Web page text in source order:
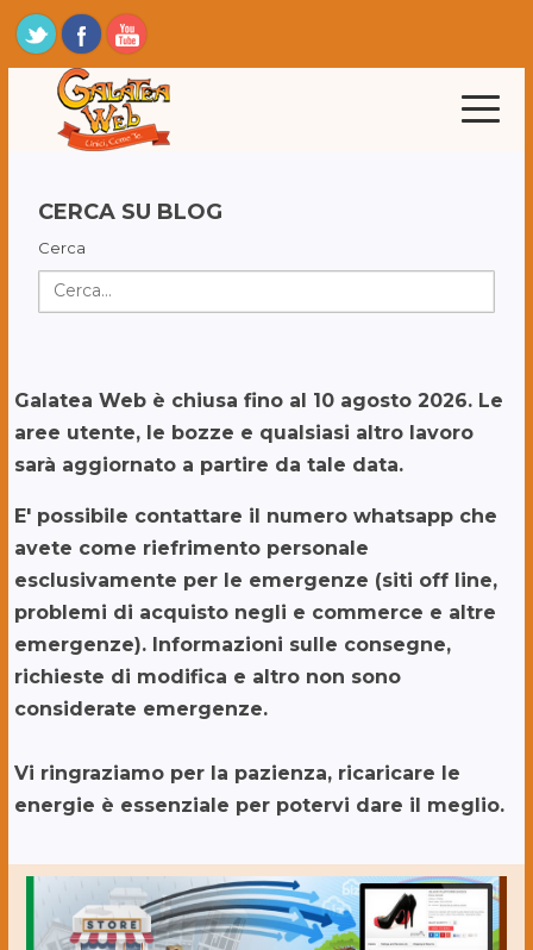
CERCA SU BLOG
Cerca
Galatea Web è chiusa fino al 10 agosto 2026. Le
aree utente, le bozze e qualsiasi altro lavoro
sarà aggiornato a partire da tale data.
E' possibile contattare il numero whatsapp che
avete come riefrimento personale
esclusivamente per le emergenze (siti off line,
problemi di acquisto negli e commerce e altre
emergenze). Informazioni sulle consegne,
richieste di modifica e altro non sono
considerate emergenze.
Vi ringraziamo per la pazienza, ricaricare le
energie è essenziale per potervi dare il meglio.